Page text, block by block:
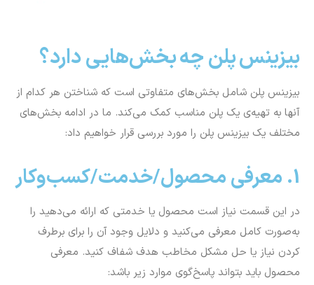
بیزینس پلن چه بخش‌هایی دارد؟
بیزینس پلن شامل بخش‌های متفاوتی است که شناختن هر کدام از
آنها به تهیه‌ی یک پلن مناسب کمک می‌کند. ما در ادامه بخش‌های
مختلف یک بیزینس پلن را مورد بررسی قرار خواهیم داد:
1. معرفی محصول/خدمت/کسب‌وکار
در این قسمت نیاز است محصول یا خدمتی که ارائه می‌دهید را
به‌صورت کامل معرفی می‌کنید و دلایل وجود آن‌ را برای برطرف
کردن نیاز یا حل مشکل مخاطب هدف شفاف کنید. معرفی
محصول باید بتواند پاسخ‌گوی موارد زیر باشد: